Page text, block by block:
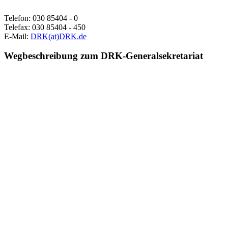
Telefon: 030 85404 - 0
Telefax: 030 85404 - 450
E-Mail: DRK(at)DRK.de
Wegbeschreibung zum DRK-Generalsekretariat